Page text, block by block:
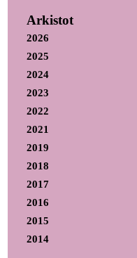
Arkistot
2026
2025
2024
2023
2022
2021
2019
2018
2017
2016
2015
2014